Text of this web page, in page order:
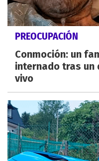
PREOCUPACIÓN
Conmoción: un
internado tras un
vivo